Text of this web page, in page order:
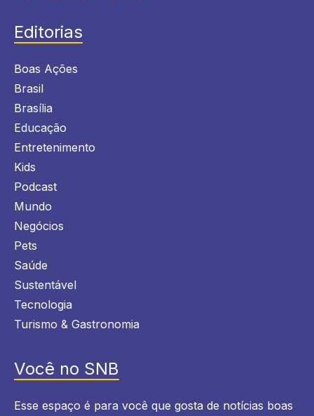
Editorias
Boas Ações
Brasil
Brasília
Educação
Entretenimento
Kids
Podcast
Mundo
Negócios
Pets
Saúde
Sustentável
Tecnologia
Turismo & Gastronomia
Você no SNB
Esse espaço é para você que gosta de notícias boas